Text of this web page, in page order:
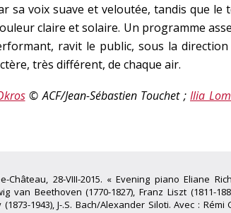
sa voix suave et veloutée, tandis que le
claire et solaire. Un programme
ravit le public, sous la direction
très différent, de chaque air.
© ACF/Jean-Sébastien Touchet ; Ilia
Château, 28-VIII-2015. « Evening piano Eliane
van Beethoven (1770-1827), Franz Liszt (1811-
1943), J-.S. Bach/Alexander Siloti. Avec : Rémi